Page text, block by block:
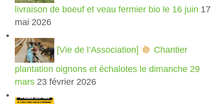
livraison de boeuf et veau fermier bio le 16 juin 17
mai 2026
[Vie de l’Association]
Chantier
plantation oignons et échalotes le dimanche 29
mars 23 février 2026